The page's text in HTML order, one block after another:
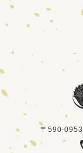
〒590-0953